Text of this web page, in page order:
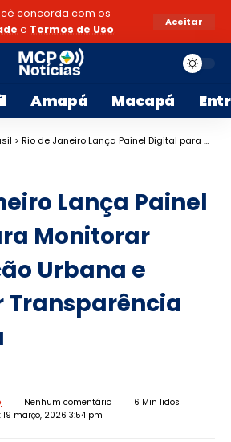
concorda com os
e Termos de Uso.
Aceitar
Amapá Macapá
> Rio de Janeiro Lança Painel Digital para Monitorar Arborização Urbana e Promover Transparência Climática
Lança Painel
Monitorar
Urbana e
Transparência
março, 2026 3:54 pm
Nenhum comentário 6 Min lidos